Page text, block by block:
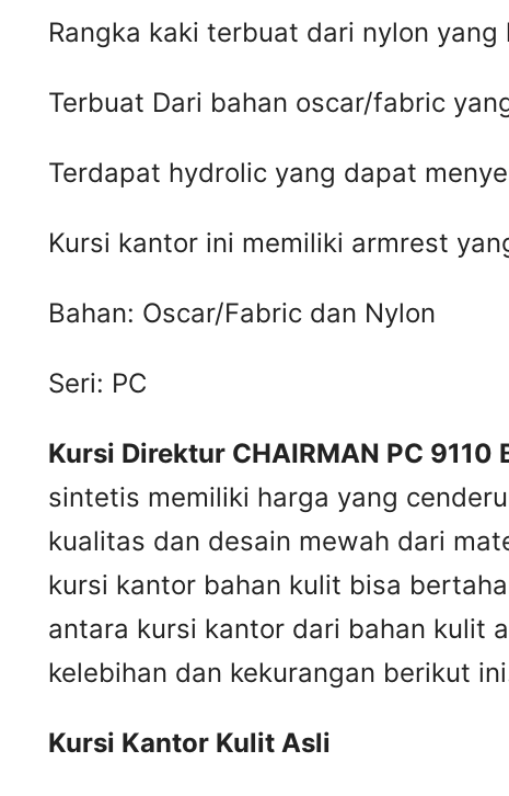
Rangka kaki terbuat dari nylon yang
Terbuat Dari bahan oscar/fabric
Terdapat hydrolic yang dapat
Kursi kantor ini memiliki armrest
Bahan: Oscar/Fabric dan Nylon
Seri: PC
Kursi Direktur CHAIRMAN PC 9110
sintetis memiliki harga yang
kualitas dan desain mewah dari
kursi kantor bahan kulit bisa
antara kursi kantor dari bahan kulit
kelebihan dan kekurangan berikut
Kursi Kantor Kulit Asli